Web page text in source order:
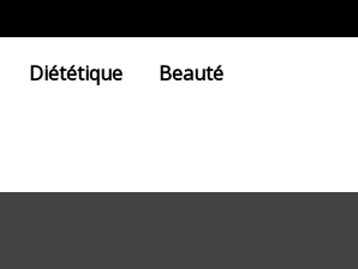
Diététique Beauté